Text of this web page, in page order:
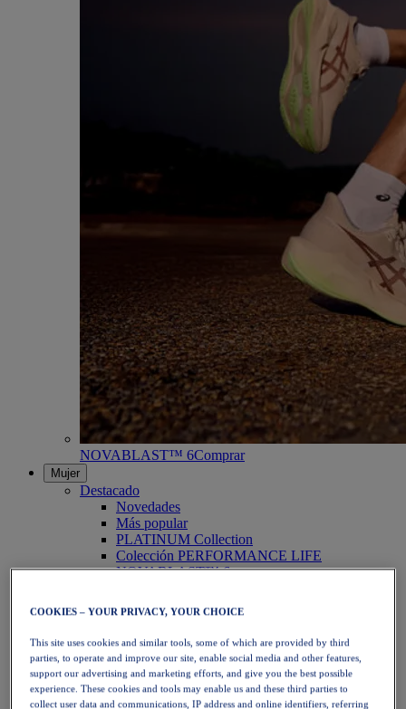
NOVABLAST™ 6Comprar
Mujer
Destacado
Novedades
Más popular
PLATINUM Collection
Colección PERFORMANCE LIFE
NOVABLAST™ 6
Running
Trail Running
Tenis
Voleibol
Balonmano
Pádel
Netball
COOKIES – YOUR PRIVACY, YOUR CHOICE
This site uses cookies and similar tools, some of which are provided by third
parties, to operate and improve our site, enable social media and other features,
support our advertising and marketing efforts, and give you the best possible
experience. These cookies and tools may enable us and these third parties to
collect user data and communications, IP address and online identifiers, referring